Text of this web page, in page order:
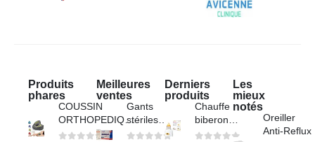
Produits
phares
COUSSIN
ORTHOPEDIQUE
POUR GENOU
Meilleures
ventes
Gants
stériles
chirurgicaux
Derniers
produits
Chauffe
biberon
BEURER
Les
mieux
notés
Oreiller
Anti-Reflux